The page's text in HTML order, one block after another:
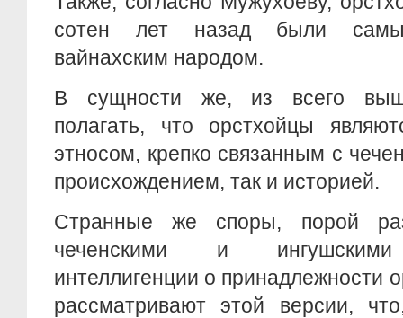
сотен лет назад были
вайнахским народом.
В сущности же, из всего
полагать, что орстхойцы
этносом, крепко связанным с
происхождением, так и историей.
Странные же споры, порой
чеченскими и ингушскими
интеллигенции о принадлежности
рассматривают этой версии,